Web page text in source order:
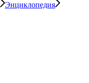
Энциклопедия